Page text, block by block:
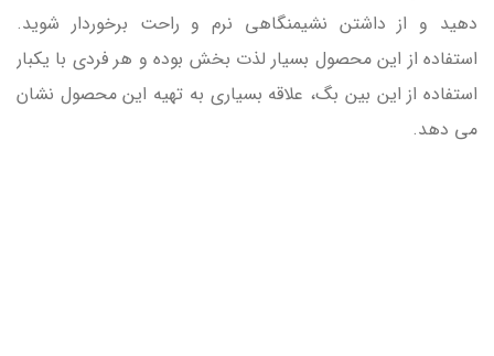
دهید و از داشتن نشیمنگاهی نرم و راحت برخوردار شوید.
استفاده از این محصول بسیار لذت بخش بوده و هر فردی با یکبار
استفاده از این بین بگ، علاقه بسیاری به تهیه این محصول نشان
می دهد.